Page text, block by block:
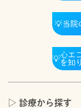
💡当院
💡心エ
を知
▷ 診療から探す